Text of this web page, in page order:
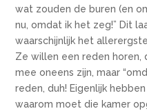
wat zouden de buren (en
nu, omdat ik het zeg!” Dit
waarschijnlijk het
Ze willen een reden horen,
mee oneens zijn, maar
reden, duh! Eigenlijk
waarom moet die kamer